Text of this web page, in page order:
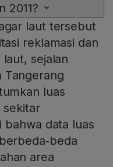
2011?
laut tersebut
reklamasi dan
sejalan
Tangerang
luas
sekitar
bahwa data luas
area